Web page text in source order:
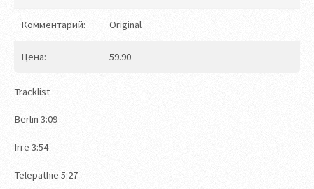
Цена: 59.90
Комментарий: Original
Tracklist
Berlin 3:09
Irre 3:54
Telepathie 5:27